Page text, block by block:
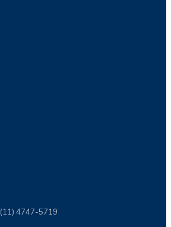
(11) 4747-5719